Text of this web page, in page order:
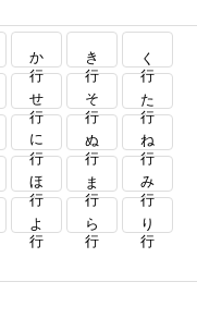
か行 き行 く行
せ行 そ行 た行
に行 ぬ行 ね行
ほ行 ま行 み行
よ行 ら行 り行